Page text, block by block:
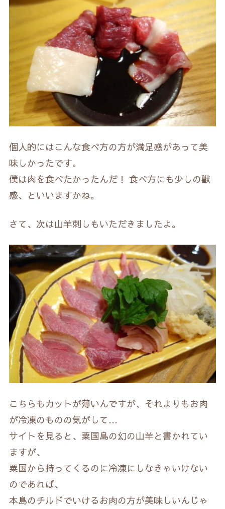
個人的にはこんな食べ方の方が満足感があって美
味しかったです。
僕は肉を食べたかったんだ！ 食べ方にも少しの獣
感、といいますかね。
さて、次は山羊刺しもいただきましたよ。
こちらもカットが薄いんですが、それよりもお肉
が冷凍のものの気がして…
サイトを見ると、粟国島の幻の山羊と書かれてい
ますが、
粟国から持ってくるのに冷凍にしなきゃいけない
のであれば、
本島のチルドでいけるお肉の方が美味しいんじゃ